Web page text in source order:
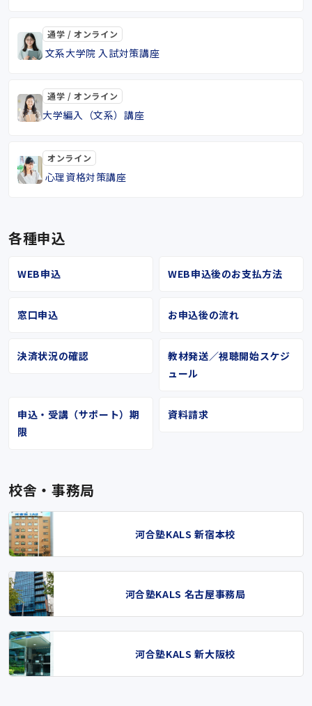
通学 / オンライン
文系大学院 入試対策講座
通学 / オンライン
大学編入（文系）講座
オンライン
心理資格対策講座
各種申込
WEB申込 WEB申込後のお支払方法
窓口申込 お申込後の流れ
決済状況の確認
教材発送／視聴開始スケジ
ュール
申込・受講（サポート）期
限
資料請求
校舎・事務局
河合塾KALS 新宿本校
河合塾KALS 名古屋事務局
河合塾KALS 新大阪校